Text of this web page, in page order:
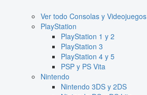
Ver todo Consolas y Videojuegos
PlayStation
PlayStation 1 y 2
PlayStation 3
PlayStation 4 y 5
PSP y PS Vita
Nintendo
Nintendo 3DS y 2DS